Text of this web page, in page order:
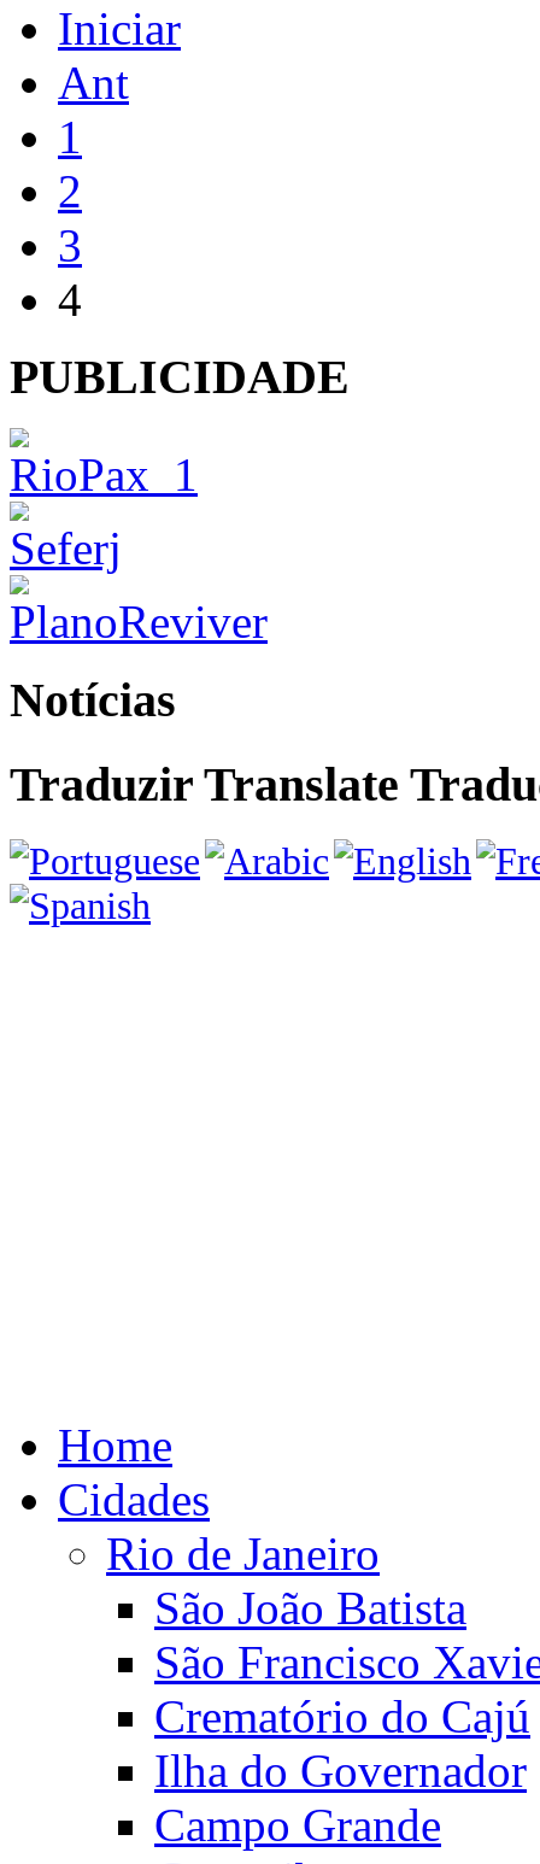
Iniciar
Ant
1
2
3
4
PUBLICIDADE
Notícias
Traduzir Translate
Home
Cidades
Rio de Janeiro
São João Batista
São Francisco
Crematório do Cajú
Ilha do Governador
Campo Grande